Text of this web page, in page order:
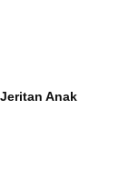
Anak